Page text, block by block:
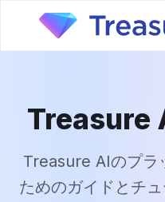
Treasure
Treasure AIのプラ
ためのガイドとチ